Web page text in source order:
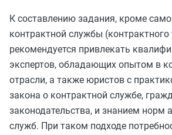
К составлению задания, кроме
контрактной службы
рекомендуется привлекать
экспертов, обладающих опытом в
отрасли, а также юристов с
закона о контрактной службе,
законодательства, и знанием норм
служб. При таком подходе